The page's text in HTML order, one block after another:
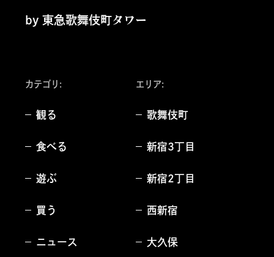
by 東急歌舞伎町タワー
カテゴリ:
観る
食べる
遊ぶ
買う
ニュース
エリア:
歌舞伎町
新宿3丁目
新宿2丁目
西新宿
大久保